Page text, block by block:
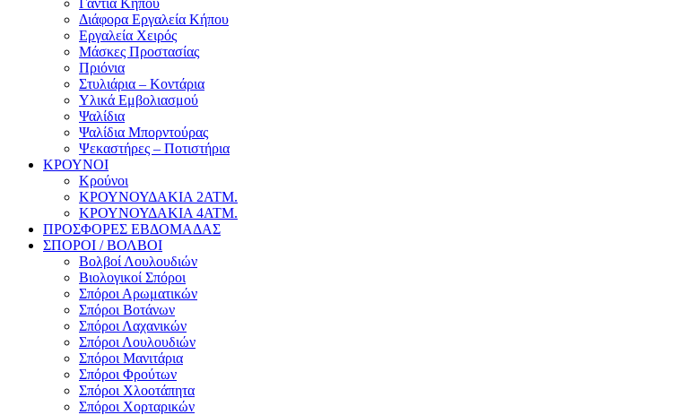
Γάντια Κήπου
Διάφορα Εργαλεία Κήπου
Εργαλεία Χειρός
Μάσκες Προστασίας
Πριόνια
Στυλιάρια – Κοντάρια
Υλικά Εμβολιασμού
Ψαλίδια
Ψαλίδια Μπορντούρας
Ψεκαστήρες – Ποτιστήρια
ΚΡΟΥΝΟΙ
Κρούνοι
ΚΡΟΥΝΟΥΔΑΚΙΑ 2ΑΤΜ.
ΚΡΟΥΝΟΥΔΑΚΙΑ 4ΑΤΜ.
ΠΡΟΣΦΟΡΕΣ ΕΒΔΟΜΑΔΑΣ
ΣΠΟΡΟΙ / ΒΟΛΒΟΙ
Βολβοί Λουλουδιών
Βιολογικοί Σπόροι
Σπόροι Αρωματικών
Σπόροι Βοτάνων
Σπόροι Λαχανικών
Σπόροι Λουλουδιών
Σπόροι Μανιτάρια
Σπόροι Φρούτων
Σπόροι Χλοοτάπητα
Σπόροι Χορταρικών